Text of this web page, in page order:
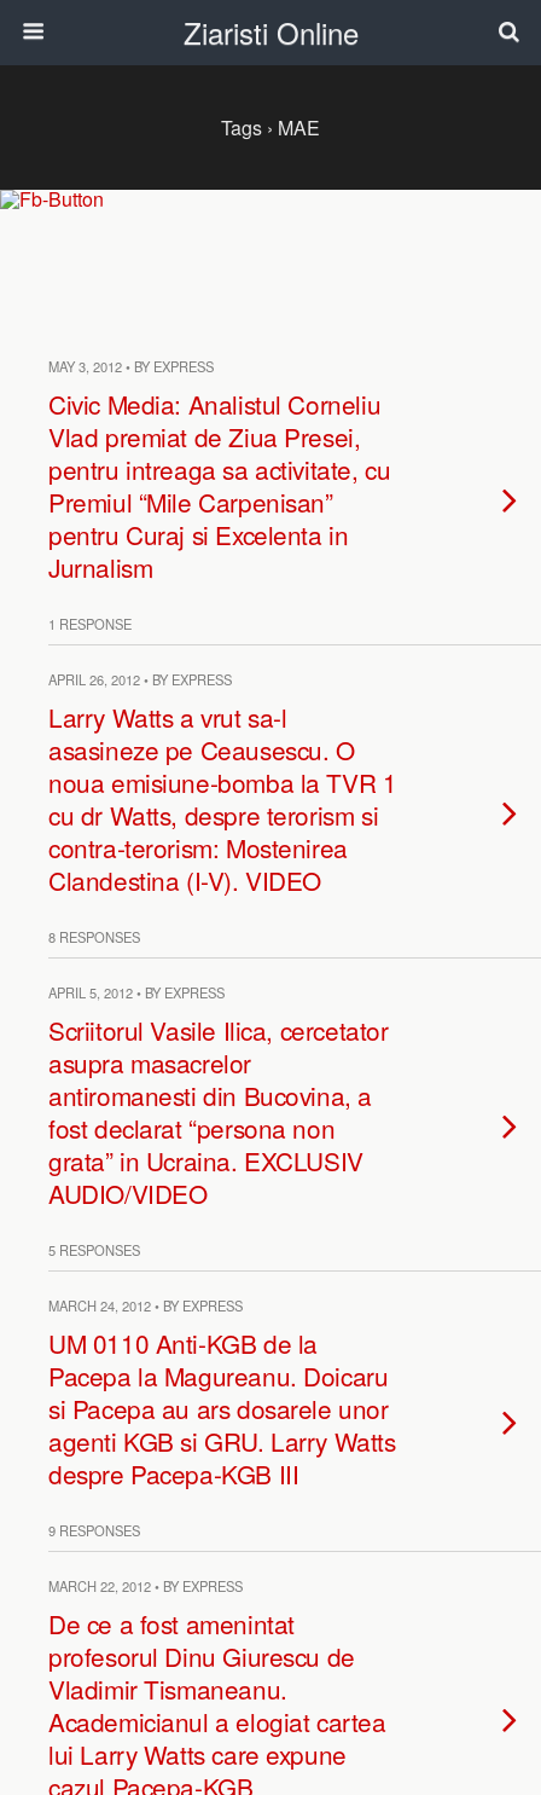
Ziaristi Online
Tags › MAE
MAY 3, 2012 • BY EXPRESS
Civic Media: Analistul Corneliu
Vlad premiat de Ziua Presei,
pentru intreaga sa activitate, cu
Premiul “Mile Carpenisan”
pentru Curaj si Excelenta in
Jurnalism
1 RESPONSE
APRIL 26, 2012 • BY EXPRESS
Larry Watts a vrut sa-l
asasineze pe Ceausescu. O
noua emisiune-bomba la TVR 1
cu dr Watts, despre terorism si
contra-terorism: Mostenirea
Clandestina (I-V). VIDEO
8 RESPONSES
APRIL 5, 2012 • BY EXPRESS
Scriitorul Vasile Ilica, cercetator
asupra masacrelor
antiromanesti din Bucovina, a
fost declarat “persona non
grata” in Ucraina. EXCLUSIV
AUDIO/VIDEO
5 RESPONSES
MARCH 24, 2012 • BY EXPRESS
UM 0110 Anti-KGB de la
Pacepa la Magureanu. Doicaru
si Pacepa au ars dosarele unor
agenti KGB si GRU. Larry Watts
despre Pacepa-KGB III
9 RESPONSES
MARCH 22, 2012 • BY EXPRESS
De ce a fost amenintat
profesorul Dinu Giurescu de
Vladimir Tismaneanu.
Academicianul a elogiat cartea
lui Larry Watts care expune
cazul Pacepa-KGB